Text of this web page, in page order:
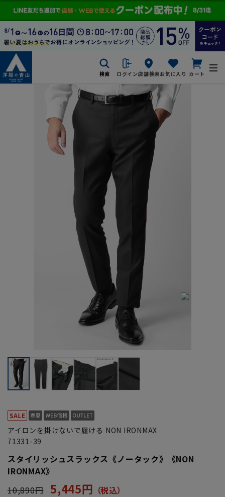
検索 ログイン店舗検索お気に入り カート
アイロンを掛けないで履ける NON IRONMAX
71331-39
スタイリッシュスラックス《ノータック》《NON
IRONMAX》
10,890円 5,445円